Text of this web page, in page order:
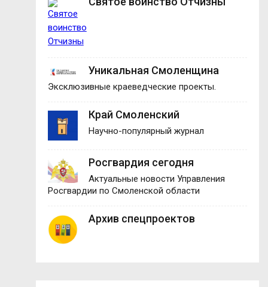
Уникальная Смоленщина
Эксклюзивные краеведческие проекты.
Край Смоленский
Научно-популярный журнал
Росгвардия сегодня
Актуальные новости Управления
Росгвардии по Смоленской области
Архив спецпроектов